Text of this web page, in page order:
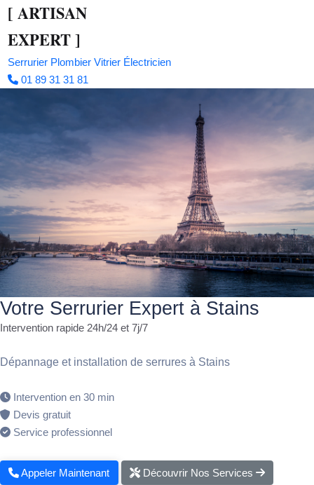
[ ARTISAN
EXPERT]
Serrurier Plombier Vitrier Électricien
01 89 31 31 81
Votre Serrurier Expert à Stains
Intervention rapide 24h/24 et 7j/7
Dépannage et installation de serrures à Stains
Intervention en 30 min
Devis gratuit
Service professionnel
Appeler Maintenant Découvrir Nos Services